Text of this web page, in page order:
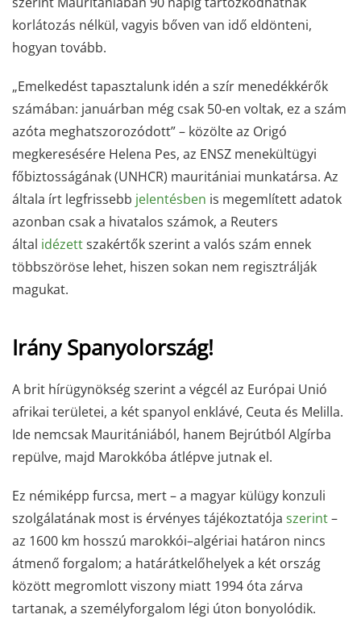
korlátozás nélkül, vagyis bőven van idő eldönteni,
hogyan tovább.
„Emelkedést tapasztalunk idén a szír menedékkérők
számában: januárban még csak 50-en voltak, ez a szám
azóta meghatszorozódott” – közölte az Origó
megkeresésére Helena Pes, az ENSZ menekültügyi
főbiztosságának (UNHCR) mauritániai munkatársa. Az
általa írt legfrissebb jelentésben is megemlített adatok
azonban csak a hivatalos számok, a Reuters
által idézettszakértők szerint a valós szám ennek
többszöröse lehet, hiszen sokan nem regisztrálják
magukat.
Irány Spanyolország!
A brit hírügynökség szerint a végcél az Európai Unió
afrikai területei, a két spanyol enklávé, Ceuta és Melilla.
Ide nemcsak Mauritániából, hanem Bejrútból Algírba
repülve, majd Marokkóba átlépve jutnak el.
Ez némiképp furcsa, mert – a magyar külügy konzuli
szolgálatának most is érvényes tájékoztatója szerint–
az 1600 km hosszú marokkói–algériai határon nincs
átmenő forgalom; a határátkelőhelyek a két ország
között megromlott viszony miatt 1994 óta zárva
tartanak, a személyforgalom légi úton bonyolódik.